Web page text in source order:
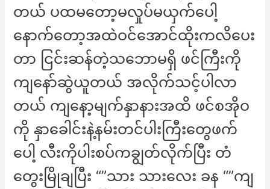
တယ် ပထမတော့မလှုပ်မယှက်ပေါ့
နောက်တော့အထဲဝင်အောင်ထိုးကလိပေး
တာ ငြင်းဆန်တဲ့သဘောမရှိ ဖင်ကြီးကို
ကျနော်ဆွဲယူတယ် အလိုက်သင့်ပါလာ
တယ် ကျနော့မျက်နှာနားအထိ ဖင်စအိုဝ
ကို နှာခေါင်းနဲ့နမ်းတင်ပါးကြီးတွေဖက်
ပေါ့ လီးကိုပါးစပ်ကချွတ်လိုက်ပြီး တံ
တွေးမြိုချပြီး “”သား သားလေး ခန “”ကျ